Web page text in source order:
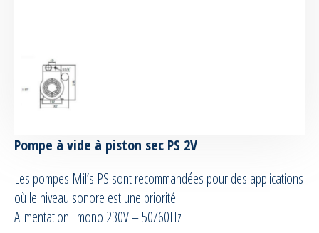
Accessoires moules et machines de
pulvérisation
Equipement pour le vide
Pompe à vide à piston sec PS 2V
Les pompes Mil’s PS sont recommandées pour des applications
où le niveau sonore est une priorité.
Alimentation : mono 230V – 50/60Hz